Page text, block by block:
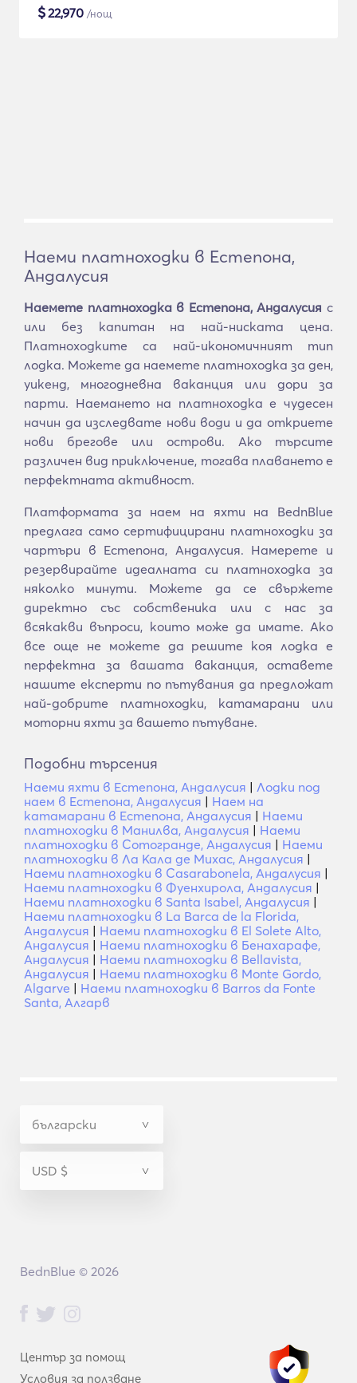
$22,970 /нощ
Наеми платноходки в Естепона,
Андалусия
Наемете платноходка в Естепона, Андалусия с
или без капитан на най-ниската цена.
Платноходките са най-икономичният тип
лодка. Можете да наемете платноходка за ден,
уикенд, многодневна ваканция или дори за
парти. Наемането на платноходка е чудесен
начин да изследвате нови води и да откриете
нови брегове или острови. Ако търсите
различен вид приключение, тогава плаването е
перфектната активност.
Платформата за наем на яхти на BednBlue
предлага само сертифицирани платноходки за
чартъри в Естепона, Андалусия. Намерете и
резервирайте идеалната си платноходка за
няколко минути. Можете да се свържете
директно със собственика или с нас за
всякакви въпроси, които може да имате. Ако
все още не можете да решите коя лодка е
перфектна за вашата ваканция, оставете
нашите експерти по пътувания да предложат
най-добрите платноходки, катамарани или
моторни яхти за вашето пътуване.
Подобни търсения
Наеми яхти в Естепона, Андалусия | Лодки под
наем в Естепона, Андалусия | Наем на
катамарани в Естепона, Андалусия | Наеми
платноходки в Манилва, Андалусия | Наеми
платноходки в Сотогранде, Андалусия | Наеми
платноходки в Ла Кала де Михас, Андалусия |
Наеми платноходки в Casarabonela, Андалусия |
Наеми платноходки в Фуeнхирола, Андалусия |
Наеми платноходки в Santa Isabel, Андалусия |
Наеми платноходки в La Barca de la Florida,
Андалусия | Наеми платноходки в El Solete Alto,
Андалусия | Наеми платноходки в Бенахарафе,
Андалусия | Наеми платноходки в Bellavista,
Андалусия | Наеми платноходки в Monte Gordo,
Algarve | Наеми платноходки в Barros da Fonte
Santa, Алгарв
Център за помощ
Условия за ползване
BednBlue © 2026